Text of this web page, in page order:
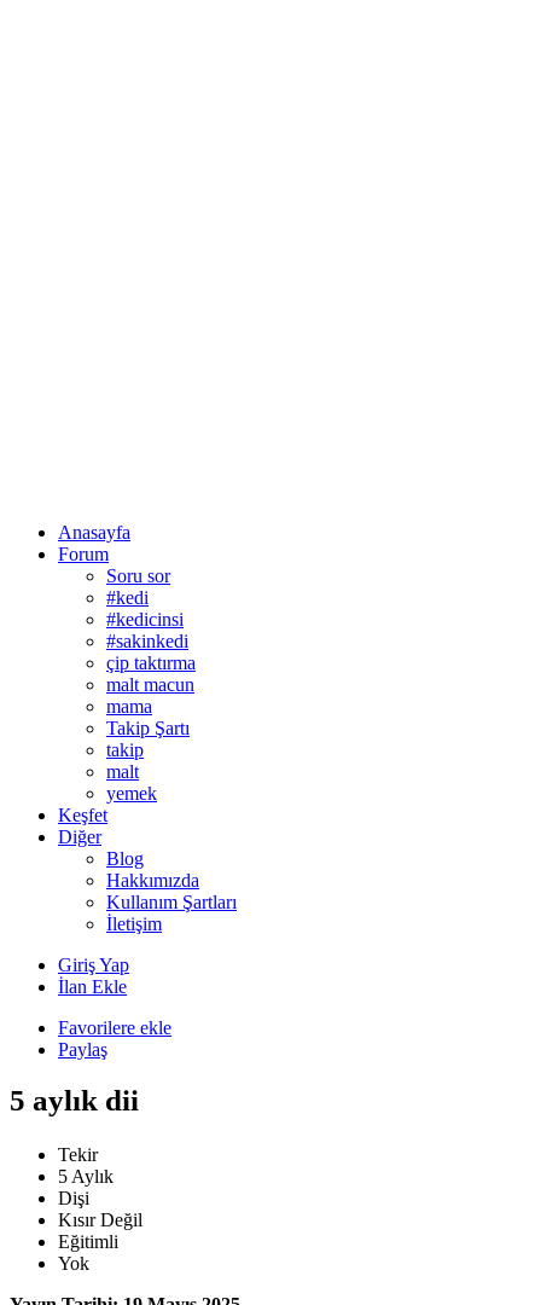
Anasayfa
Forum
Soru sor
#kedi
#kedicinsi
#sakinkedi
çip taktırma
malt macun
mama
Takip Şartı
takip
malt
yemek
Keşfet
Diğer
Blog
Hakkımızda
Kullanım Şartları
İletişim
Giriş Yap
İlan Ekle
Favorilere ekle
Paylaş
5 aylık dii
Tekir
5 Aylık
Dişi
Kısır Değil
Eğitimli
Yok